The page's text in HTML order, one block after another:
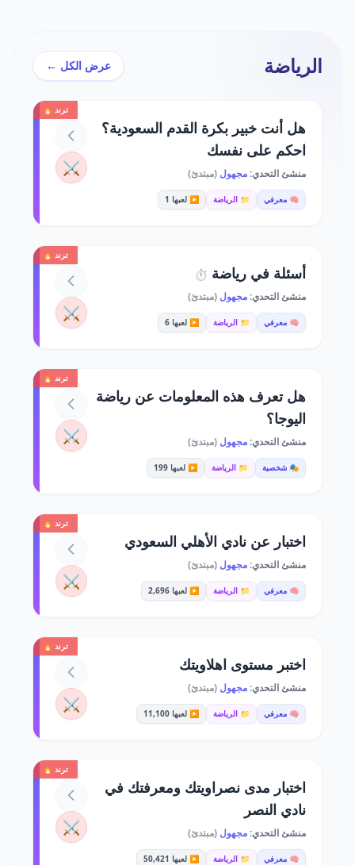
الرياضة عرض الكل ←
ترند 🔥
هل أنت خبير بكرة القدم السعودية؟
احكم على نفسك
منشئ التحدي:مجهول (مبتدئ)
🧠 معرفي 📁 الرياضة ▶️ لعبها 1
⚔️
ترند 🔥
أسئلة في رياضة ⏱️
منشئ التحدي:مجهول (مبتدئ)
🧠 معرفي 📁 الرياضة ▶️ لعبها 6 ⚔️
ترند 🔥
هل تعرف هذه المعلومات عن رياضة
اليوجا؟
منشئ التحدي:مجهول (مبتدئ)
🎭 شخصية 📁 الرياضة ▶️ لعبها 199
⚔️
ترند 🔥
اختبار عن نادي الأهلي السعودي
منشئ التحدي:مجهول (مبتدئ)
🧠 معرفي 📁 الرياضة ▶️ لعبها 2,696 ⚔️
ترند 🔥
اختبر مستوى اهلاويتك
منشئ التحدي:مجهول (مبتدئ)
🧠 معرفي 📁 الرياضة ▶️ لعبها 11,100 ⚔️
ترند 🔥
اختبار مدى نصراويتك ومعرفتك في
نادي النصر
منشئ التحدي:مجهول (مبتدئ)
🧠 معرفي 📁 الرياضة ▶️ لعبها 50,421
⚔️